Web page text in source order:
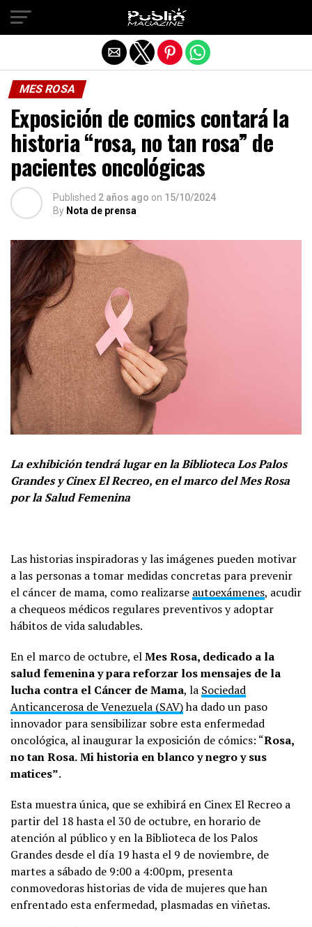
MES ROSA
Exposición de comics contará la
historia “rosa, no tan rosa” de
pacientes oncológicas
Published 2 años ago on 15/10/2024
By Nota de prensa
La exhibición tendrá lugar en la Biblioteca Los Palos
Grandes y Cinex El Recreo, en el marco del Mes Rosa
por la Salud Femenina
Las historias inspiradoras y las imágenes pueden motivar
a las personas a tomar medidas concretas para prevenir
el cáncer de mama, como realizarse autoexámenes, acudir
a chequeos médicos regulares preventivos y adoptar
hábitos de vida saludables.
En el marco de octubre, elMes Rosa, dedicado a la
salud femenina y para reforzar los mensajes de la
lucha contra el Cáncer de Mama, la Sociedad
Anticancerosa de Venezuela (SAV)ha dado un paso
innovador para sensibilizar sobre esta enfermedad
oncológica, al inaugurar la exposición de cómics: “Rosa,
no tan Rosa.Mi historia en blanco y negro y sus
matices”.
Esta muestra única, que se exhibirá en Cinex El Recreo a
partir del 18 hasta el 30 de octubre, en horario de
atención al público y en la Biblioteca de los Palos
Grandes desde el día 19 hasta el 9 de noviembre, de
martes a sábado de 9:00 a 4:00pm, presenta
conmovedoras historias de vida de mujeres que han
enfrentado esta enfermedad, plasmadas en viñetas.
Salir de la versión móvil